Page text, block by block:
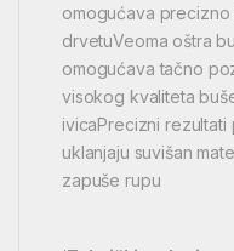
omogućava precizno
drvetuVeoma oštra
omogućava tačno
visokog kvaliteta
ivicaPrecizni
uklanjaju suvišan
zapuše rupu